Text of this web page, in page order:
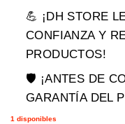
💪 ¡DH STORE
CONFIANZA Y
PRODUCTOS!
🛡️ ¡ANTES DE
GARANTÍA DEL
1 disponibles